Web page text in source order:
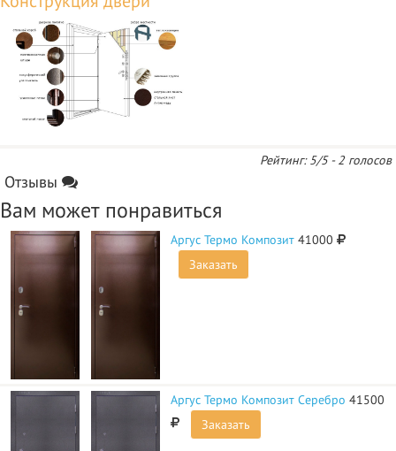
Рейтинг:5/5 -2голосов
Отзывы
Вам может понравиться
Аргус Термо Композит41000
Заказать
Аргус Термо Композит Серебро 41500
Заказать